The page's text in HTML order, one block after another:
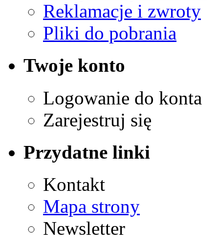
Reklamacje i zwroty
Pliki do pobrania
Twoje konto
Logowanie do konta
Zarejestruj się
Przydatne linki
Kontakt
Mapa strony
Newsletter